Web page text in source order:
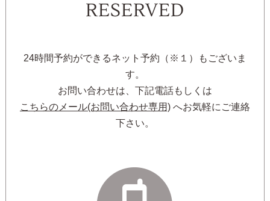
RESERVED
24時間予約ができるネット予約（※１）もございま
す。
お問い合わせは、下記電話もしくは
こちらのメール(お問い合わせ専用) へお気軽にご連絡
下さい。